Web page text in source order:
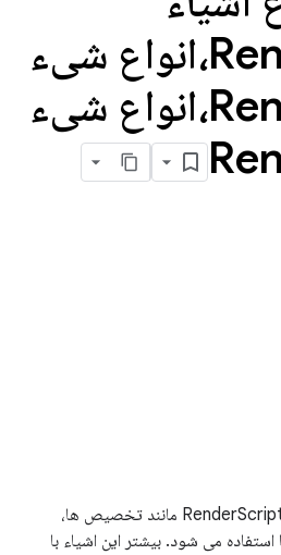
Script،انواع شیء
Script،انواع شیء
انواع زیر برای دستکاری اشیاء RenderScript مانند تخصیص ها،
می شود. بیشتر این اشیاء با